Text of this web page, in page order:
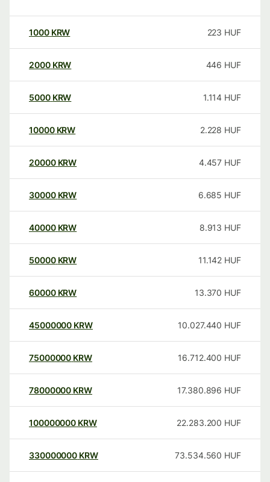
1000 KRW 223 HUF
2000 KRW 446 HUF
5000 KRW 1.114 HUF
10000 KRW 2.228 HUF
20000 KRW 4.457 HUF
30000 KRW 6.685 HUF
40000 KRW 8.913 HUF
50000 KRW 11.142 HUF
60000 KRW 13.370 HUF
45000000 KRW 10.027.440 HUF
75000000 KRW 16.712.400 HUF
78000000 KRW 17.380.896 HUF
100000000 KRW 22.283.200 HUF
330000000 KRW 73.534.560 HUF